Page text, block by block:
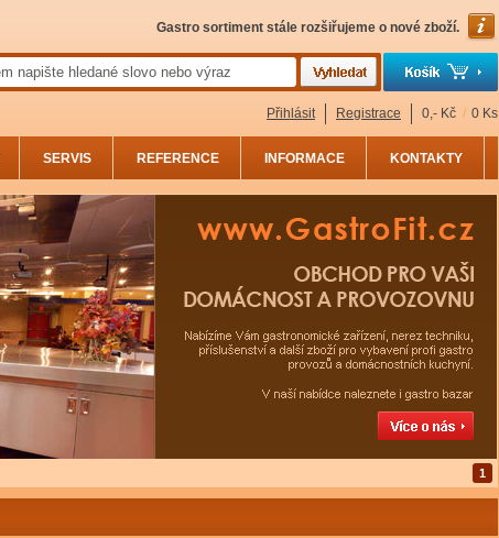
Gastro sortiment stále rozšiřujeme o nové zboží.
Přihlásit Registrace 0,- Kč / 0 Ks
SERVIS REFERENCE INFORMACE KONTAKTY
1